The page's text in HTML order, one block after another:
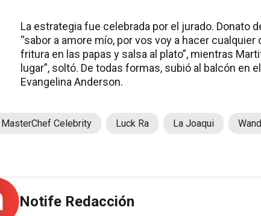
La estrategia fue celebrada por el jurado. Donato
“sabor a amore mío, por vos voy a hacer
fritura en las papas y salsa al plato”, mientras
lugar”, soltó. De todas formas, subió al balcón en
Evangelina Anderson.
MasterChef Celebrity Luck Ra La Joaqui
Notife Redacción